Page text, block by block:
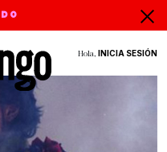
Hola, INICIA SESIÓN